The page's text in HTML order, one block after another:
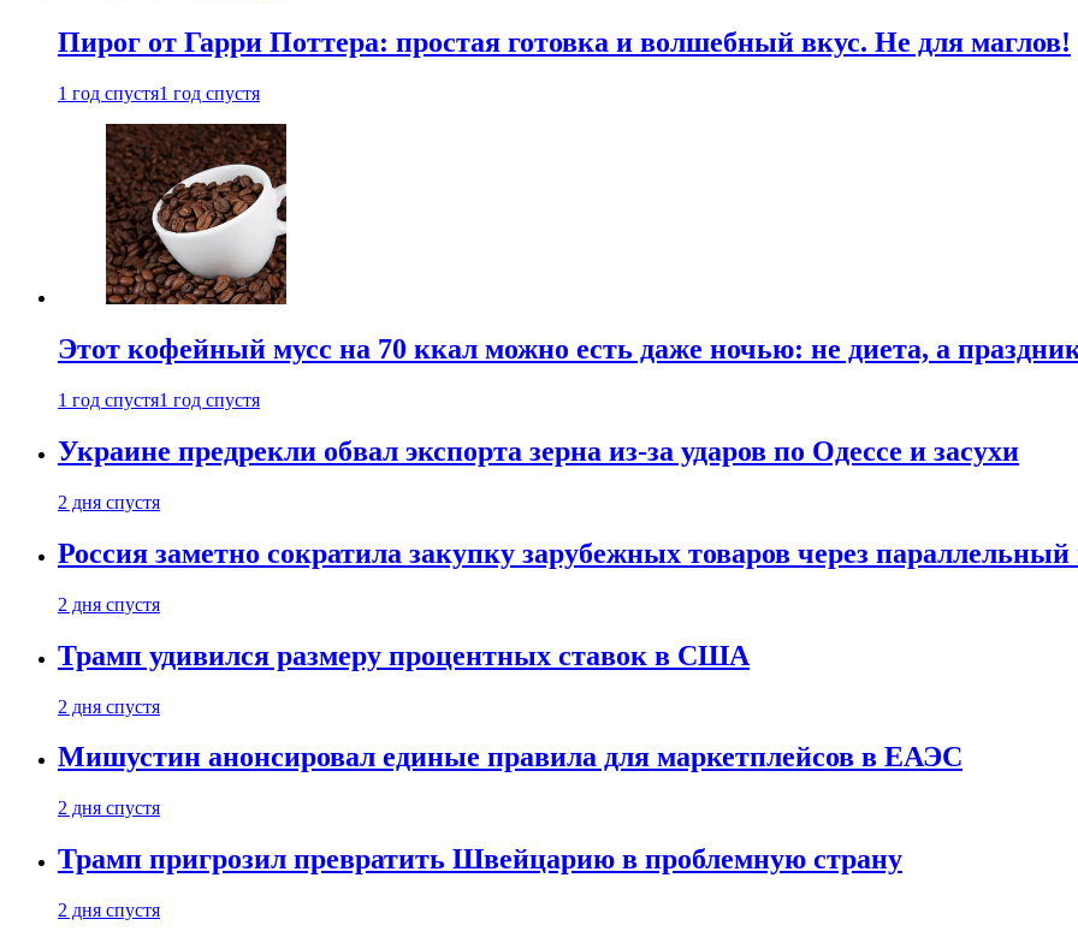
Пирог от Гарри Поттера: простая готовка и волшебный вкус. Не для маглов!
1 год спустя1 год спустя
Этот кофейный мусс на 70 ккал можно есть даже ночью: не диета, а
1 год спустя1 год спустя
Украине предрекли обвал экспорта зерна из-за ударов по Одессе и засухи
2 дня спустя
Россия заметно сократила закупку зарубежных товаров через
2 дня спустя
Трамп удивился размеру процентных ставок в США
2 дня спустя
Мишустин анонсировал единые правила для маркетплейсов в ЕАЭС
2 дня спустя
Трамп пригрозил превратить Швейцарию в проблемную страну
2 дня спустя